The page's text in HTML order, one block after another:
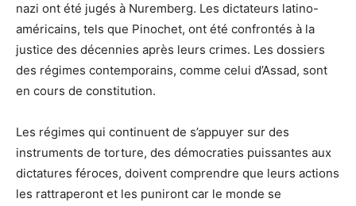
nazi ont été jugés à Nuremberg. Les dictateurs latino-
américains, tels que Pinochet, ont été confrontés à la
justice des décennies après leurs crimes. Les dossiers
des régimes contemporains, comme celui d’Assad, sont
en cours de constitution.
Les régimes qui continuent de s’appuyer sur des
instruments de torture, des démocraties puissantes aux
dictatures féroces, doivent comprendre que leurs actions
les rattraperont et les puniront car le monde se